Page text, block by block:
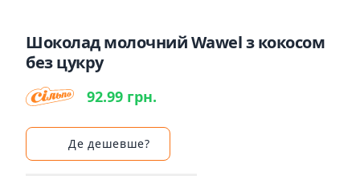
Шоколад молочний Wawel з кокосом
без цукру
92.99 грн.
Де дешевше?